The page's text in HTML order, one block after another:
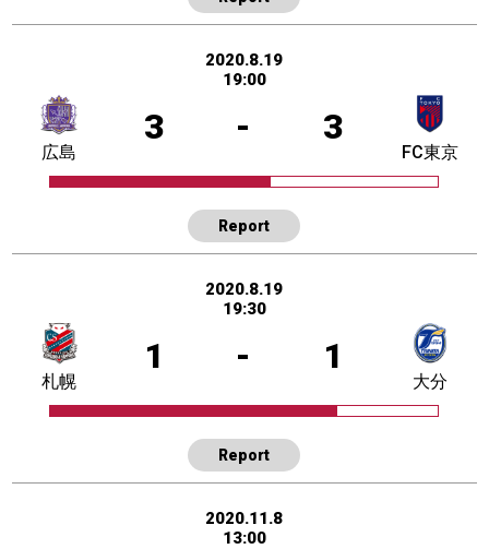
2020.8.19
19:00
3 - 3
広島 FC東京
Report
2020.8.19
19:30
1 - 1
札幌 大分
Report
2020.11.8
13:00